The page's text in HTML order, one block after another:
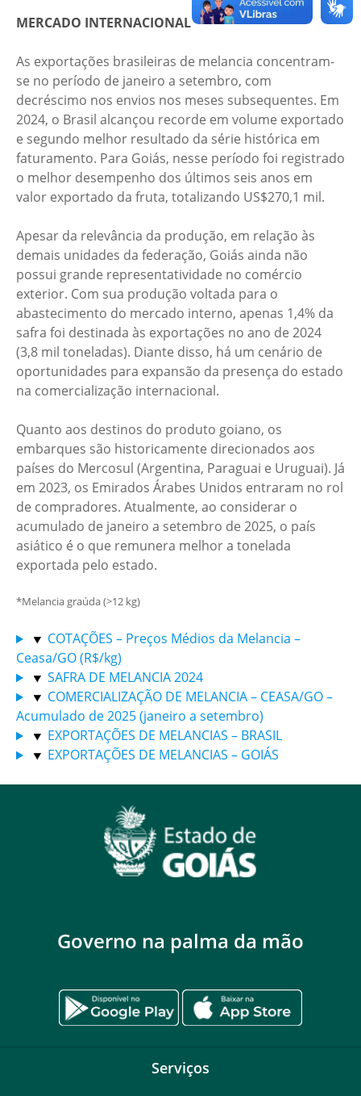
MERCADO INTERNACIONAL
As exportações brasileiras de melancia concentram-
se no período de janeiro a setembro, com
decréscimo nos envios nos meses subsequentes. Em
2024, o Brasil alcançou recorde em volume exportado
e segundo melhor resultado da série histórica em
faturamento. Para Goiás, nesse período foi registrado
o melhor desempenho dos últimos seis anos em
valor exportado da fruta, totalizando US$270,1 mil.
Apesar da relevância da produção, em relação às
demais unidades da federação, Goiás ainda não
possui grande representatividade no comércio
exterior. Com sua produção voltada para o
abastecimento do mercado interno, apenas 1,4% da
safra foi destinada às exportações no ano de 2024
(3,8 mil toneladas). Diante disso, há um cenário de
oportunidades para expansão da presença do estado
na comercialização internacional.
Quanto aos destinos do produto goiano, os
embarques são historicamente direcionados aos
países do Mercosul (Argentina, Paraguai e Uruguai). Já
em 2023, os Emirados Árabes Unidos entraram no rol
de compradores. Atualmente, ao considerar o
acumulado de janeiro a setembro de 2025, o país
asiático é o que remunera melhor a tonelada
exportada pelo estado.
*Melancia graúda (>12 kg)
COTAÇÕES – Preços Médios da Melancia –
Ceasa/GO (R$/kg)
SAFRA DE MELANCIA 2024
COMERCIALIZAÇÃO DE MELANCIA – CEASA/GO –
Acumulado de 2025 (janeiro a setembro)
EXPORTAÇÕES DE MELANCIAS – BRASIL
EXPORTAÇÕES DE MELANCIAS – GOIÁS
Governo na palma da mão
Serviços